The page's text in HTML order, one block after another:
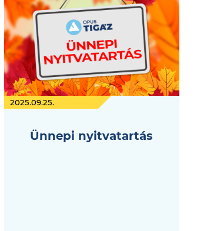
2025.09.25.
Ünnepi nyitvatartás